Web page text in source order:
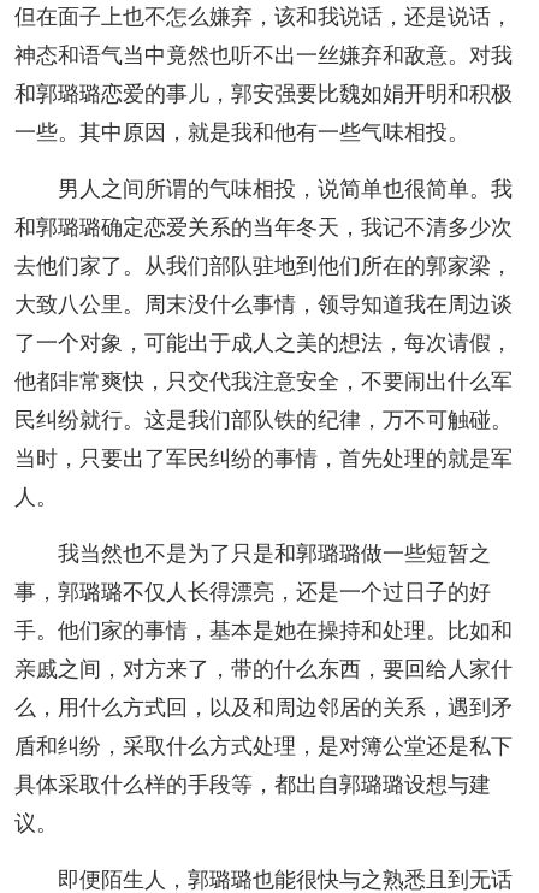
但在面子上也不怎么嫌弃，该和我说话，还是说话，
神态和语气当中竟然也听不出一丝嫌弃和敌意。对我
和郭璐璐恋爱的事儿，郭安强要比魏如娟开明和积极
一些。其中原因，就是我和他有一些气味相投。
男人之间所谓的气味相投，说简单也很简单。我
和郭璐璐确定恋爱关系的当年冬天，我记不清多少次
去他们家了。从我们部队驻地到他们所在的郭家梁，
大致八公里。周末没什么事情，领导知道我在周边谈
了一个对象，可能出于成人之美的想法，每次请假，
他都非常爽快，只交代我注意安全，不要闹出什么军
民纠纷就行。这是我们部队铁的纪律，万不可触碰。
当时，只要出了军民纠纷的事情，首先处理的就是军
人。
我当然也不是为了只是和郭璐璐做一些短暂之
事，郭璐璐不仅人长得漂亮，还是一个过日子的好
手。他们家的事情，基本是她在操持和处理。比如和
亲戚之间，对方来了，带的什么东西，要回给人家什
么，用什么方式回，以及和周边邻居的关系，遇到矛
盾和纠纷，采取什么方式处理，是对簿公堂还是私下
具体采取什么样的手段等，都出自郭璐璐设想与建
议。
即便陌生人，郭璐璐也能很快与之熟悉且到无话